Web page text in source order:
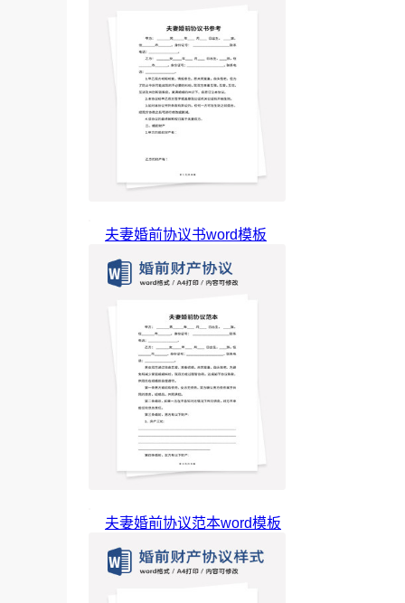
夫妻婚前协议书word模板
夫妻婚前协议范本word模板